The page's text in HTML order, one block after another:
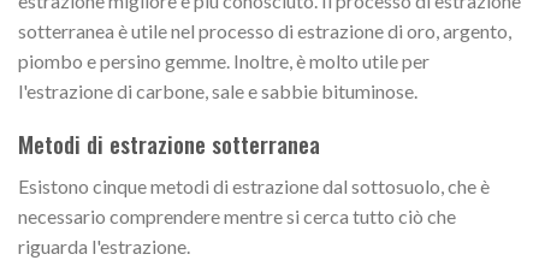
sotterranea è utile nel processo di estrazione di oro, argento,
piombo e persino gemme. Inoltre, è molto utile per
l'estrazione di carbone, sale e sabbie bituminose.
Metodi di estrazione sotterranea
Esistono cinque metodi di estrazione dal sottosuolo, che è
necessario comprendere mentre si cerca tutto ciò che
riguarda l'estrazione.